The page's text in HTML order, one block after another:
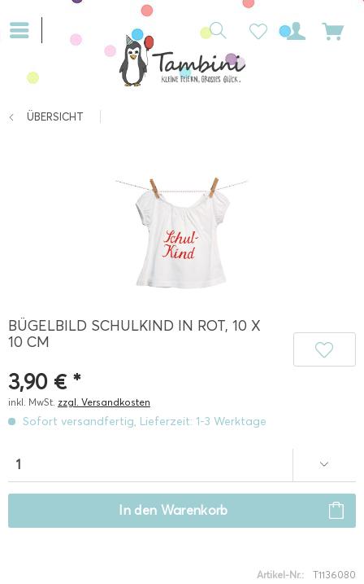
ÜBERSICHT
BÜGELBILD SCHULKIND IN ROT, 10 X
10 CM
3,90 € *
inkl. MwSt. zzgl. Versandkosten
Sofort versandfertig, Lieferzeit: 1-3 Werktage
In den Warenkorb
Artikel-Nr.:
T1136080